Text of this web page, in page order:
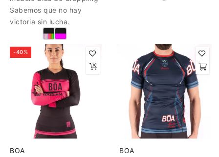
Sabemos que no hay
victoria sin lucha.
-40%
BOA BOA